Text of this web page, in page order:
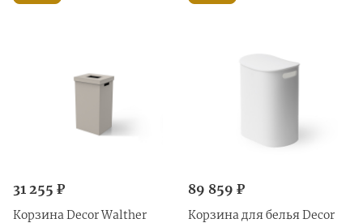
31 255 ₽
Корзина Decor Walther
89 859 ₽
Корзина для белья Decor